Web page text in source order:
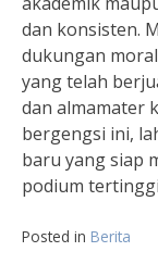
dan konsisten.
dukungan
yang telah
dan almamater
bergengsi ini,
baru yang siap
podium
Posted in Berita